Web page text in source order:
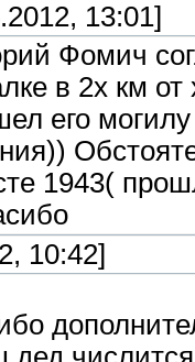
13:01]
Фомич
в 2х км
его
1943(
10:42]